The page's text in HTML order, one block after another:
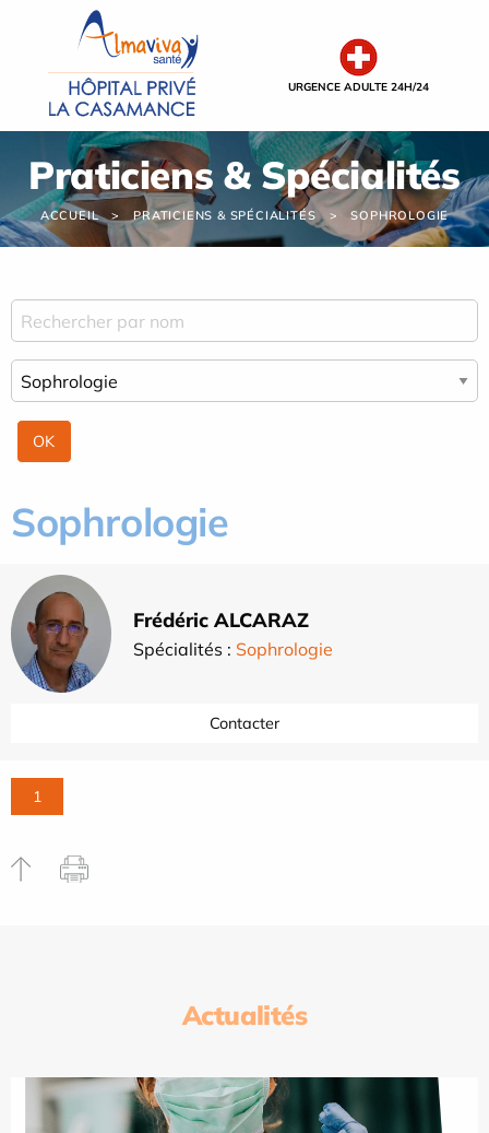
URGENCE ADULTE 24H/24
Praticiens & Spécialités
ACCUEIL PRATICIENS & SPÉCIALITÉS SOPHROLOGIE
Sophrologie
Frédéric ALCARAZ
Spécialités : Sophrologie
Contacter
1
Actualités
Panneau de gestion des cookies